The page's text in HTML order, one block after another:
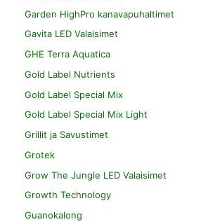
Garden HighPro kanavapuhaltimet
Gavita LED Valaisimet
GHE Terra Aquatica
Gold Label Nutrients
Gold Label Special Mix
Gold Label Special Mix Light
Grillit ja Savustimet
Grotek
Grow The Jungle LED Valaisimet
Growth Technology
Guanokalong